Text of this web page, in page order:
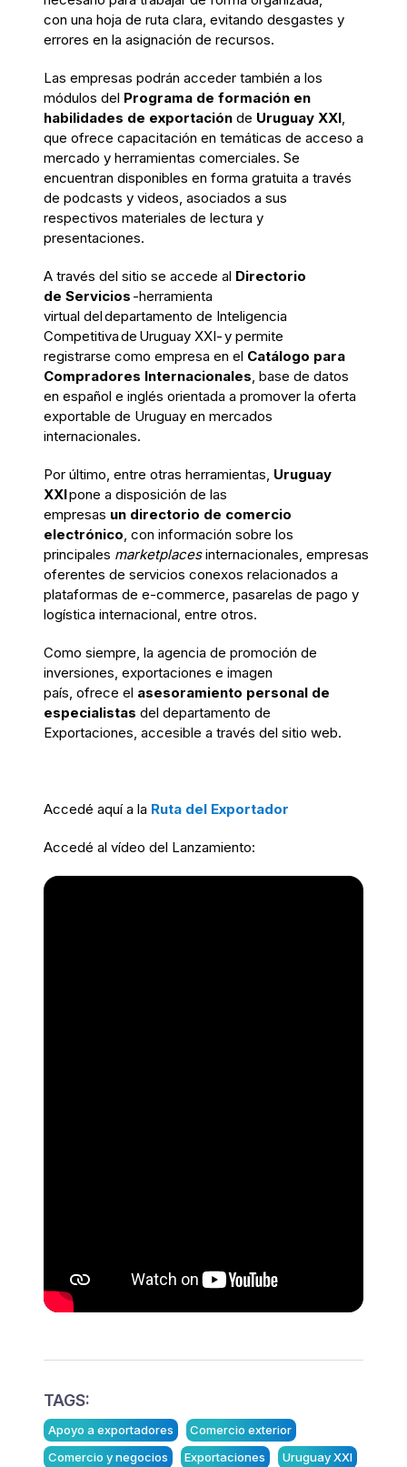
con una hoja de ruta clara, evitando desgastes y
errores en la asignación de recursos.
Las empresas podrán acceder también a los
módulos del Programa de formación en
habilidades de exportación de Uruguay XXI,
que ofrece capacitación en temáticas de acceso a
mercado y herramientas comerciales. Se
encuentran disponibles en forma gratuita a través
de podcasts y videos, asociados a sus
respectivos materiales de lectura y
presentaciones.
A través del sitio se accede al Directorio
de Servicios -herramienta
virtual deldepartamento de Inteligencia
Competitivade Uruguay XXI-y permite
registrarse como empresa en el Catálogo para
Compradores Internacionales, base de datos
en español e inglés orientada a promover la oferta
exportable de Uruguay en mercados
internacionales.
Por último, entre otras herramientas, Uruguay
XXIpone a disposición de las
empresas un directorio de comercio
electrónico, con información sobre los
principales marketplaces internacionales, empresas
oferentes de servicios conexos relacionados a
plataformas de e-commerce, pasarelas de pago y
logística internacional, entre otros.
Como siempre, la agencia de promoción de
inversiones, exportaciones e imagen
país, ofrece el asesoramiento personal de
especialistas del departamento de
Exportaciones, accesible a través del sitio web.
Accedé aquí a la Ruta del Exportador
Accedé al vídeo del Lanzamiento:
TAGS:
Apoyo a exportadores
Comercio exterior
Comercio y negocios
Exportaciones Uruguay XXI